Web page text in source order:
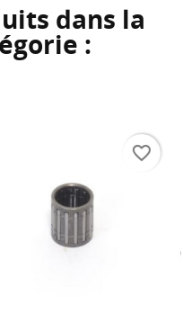
dans la
:
favorite_border